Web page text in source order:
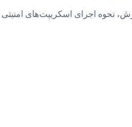
نحوه اجرای اسکریپت‌های امنیتی